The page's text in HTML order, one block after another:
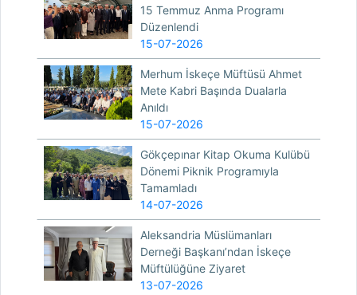
15 Temmuz Anma Programı
Düzenlendi
15-07-2026
Merhum İskeçe Müftüsü Ahmet
Mete Kabri Başında Dualarla
Anıldı
15-07-2026
Gökçepınar Kitap Okuma Kulübü
Dönemi Piknik Programıyla
Tamamladı
14-07-2026
Aleksandria Müslümanları
Derneği Başkanı’ndan İskeçe
Müftülüğüne Ziyaret
13-07-2026